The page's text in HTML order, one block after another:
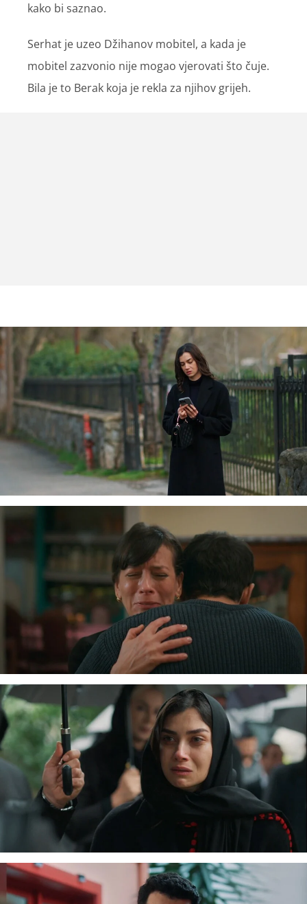
kako bi saznao.
Serhat je uzeo Džihanov mobitel, a kada je
mobitel zazvonio nije mogao vjerovati što čuje.
Bila je to Berak koja je rekla za njihov grijeh.